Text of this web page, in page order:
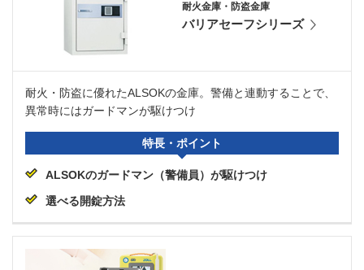
耐火金庫・防盗金庫
バリアセーフシリーズ
耐火・防盗に優れたALSOKの金庫。警備と連動することで、
異常時にはガードマンが駆けつけ
特長・ポイント
ALSOKのガードマン（警備員）が駆けつけ
選べる開錠方法